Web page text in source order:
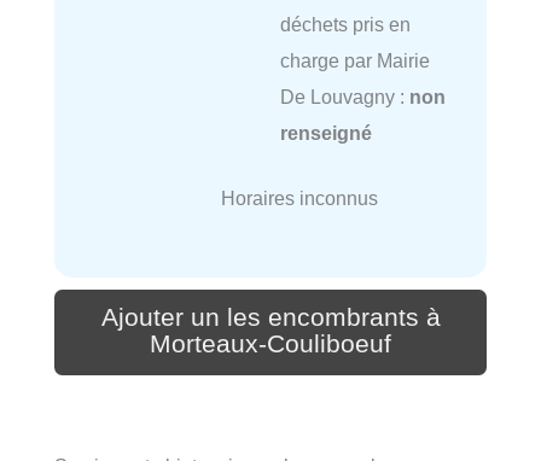
déchets pris en
charge par Mairie
De Louvagny : non
renseigné
Horaires inconnus
Ajouter un les encombrants à
Morteaux-Couliboeuf